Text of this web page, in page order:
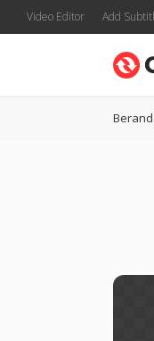
Video Editor Add